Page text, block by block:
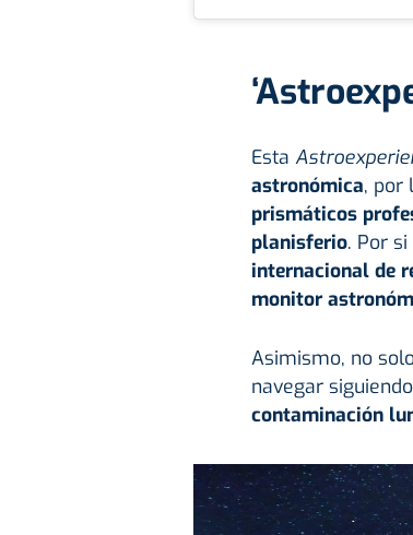
Esta
astronómica, por
prismáticos
planisferio. Por
internacional de
monitor
Asimismo, no
navegar
contaminación